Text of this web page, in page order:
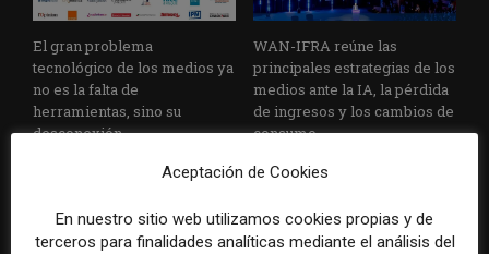
El gran problema
tecnológico de los medios ya
no es la falta de
herramientas, sino su
desconexión
WAN-IFRA reúne las
principales estrategias de los
medios ante la IA, la pérdida
de ingresos y los cambios de
consumo
Aceptación de Cookies
En nuestro sitio web utilizamos cookies propias y de
terceros para finalidades analíticas mediante el análisis del